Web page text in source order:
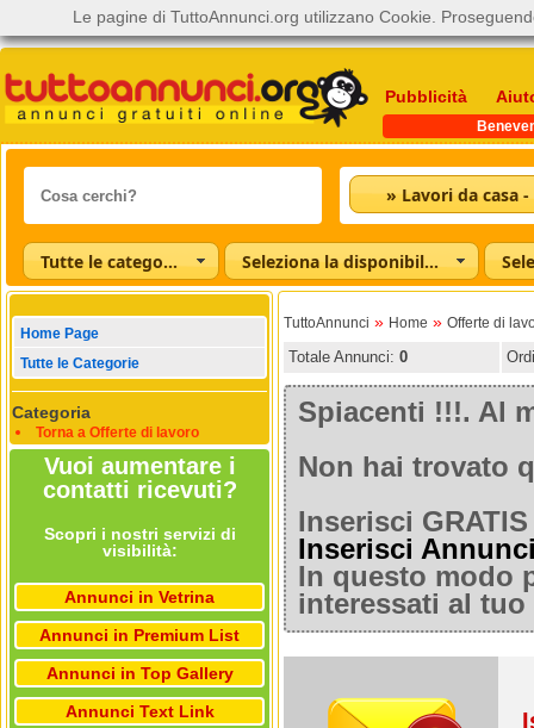
Pubblicità
Tutte le categorie Seleziona la disponibilità
Home Page
Tutte le Categorie
Categoria
Torna a Offerte di lavoro
Vuoi aumentare i
contatti ricevuti?
Scopri i nostri servizi di
visibilità:
Annunci in Vetrina
Annunci in Premium List
Annunci in Top Gallery
Annunci Text Link
TuttoAnnunci » Home » Offerte di
Totale Annunci: 0
Spiacenti !!!. Al
Non hai trovato
Inserisci
Inserisci
In questo modo
interessati al
Le pagine di TuttoAnnunci.org utilizzano Cookie.